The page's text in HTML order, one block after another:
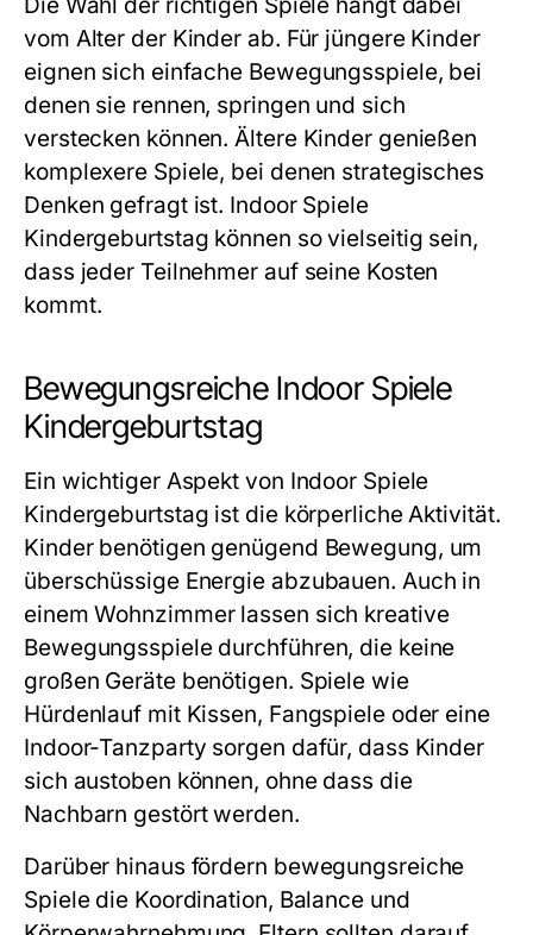
vom Alter der Kinder ab. Für jüngere Kinder
eignen sich einfache Bewegungsspiele, bei
denen sie rennen, springen und sich
verstecken können. Ältere Kinder genießen
komplexere Spiele, bei denen strategisches
Denken gefragt ist. Indoor Spiele
Kindergeburtstag können so vielseitig sein,
dass jeder Teilnehmer auf seine Kosten
kommt.
Bewegungsreiche Indoor Spiele
Kindergeburtstag
Ein wichtiger Aspekt von Indoor Spiele
Kindergeburtstag ist die körperliche Aktivität.
Kinder benötigen genügend Bewegung, um
überschüssige Energie abzubauen. Auch in
einem Wohnzimmer lassen sich kreative
Bewegungsspiele durchführen, die keine
großen Geräte benötigen. Spiele wie
Hürdenlauf mit Kissen, Fangspiele oder eine
Indoor-Tanzparty sorgen dafür, dass Kinder
sich austoben können, ohne dass die
Nachbarn gestört werden.
Darüber hinaus fördern bewegungsreiche
Spiele die Koordination, Balance und